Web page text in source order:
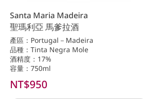
Santa Maria Madeira
聖瑪利亞 馬爹拉酒
產區：Portugal－Madeira
品種：Tinta Negra Mole
酒精度：17%
容量：750ml
NT$950